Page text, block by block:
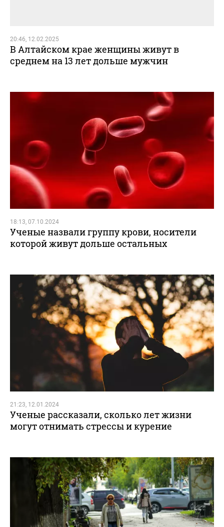
20:46, 12.02.2025
В Алтайском крае женщины живут в
среднем на 13 лет дольше мужчин
18:13, 07.10.2024
Ученые назвали группу крови, носители
которой живут дольше остальных
21:23, 12.01.2024
Ученые рассказали, сколько лет жизни
могут отнимать стрессы и курение